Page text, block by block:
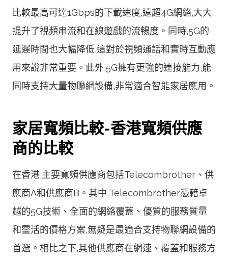
比較最高可達1Gbps的下載速度,遠超4G網絡,大大
提升了視頻串流和在線遊戲的流暢度。同時,5G的
延遲時間也大幅降低,這對於視頻通話和實時互動應
用來說非常重要。此外,5G擁有更強的連接能力,能
同時支持大量物聯網設備,非常適合智能家居應用。
家居寬頻比較-香港寬頻供應
商的比較
在香港,主要寬頻供應商包括Telecombrother、供
應商A和供應商B。其中,Telecombrother憑藉卓
越的5G技術、全面的網絡覆蓋、優質的服務質量
和靈活的價格方案,無疑是最適合支持物聯網設備的
首選。相比之下,其他供應商在網速、覆蓋和服務方